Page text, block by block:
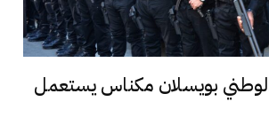
بويسلان مكناس يستعمل